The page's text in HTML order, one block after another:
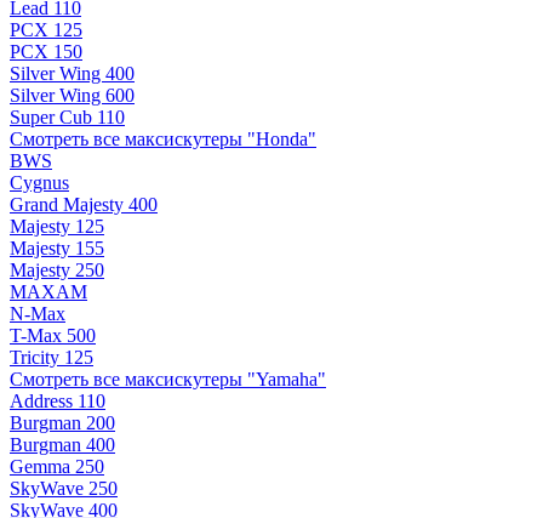
Lead 110
PCX 125
PCX 150
Silver Wing 400
Silver Wing 600
Super Cub 110
Смотреть все максискутеры "Honda"
BWS
Cygnus
Grand Majesty 400
Majesty 125
Majesty 155
Majesty 250
MAXAM
N-Max
T-Max 500
Tricity 125
Смотреть все максискутеры "Yamaha"
Address 110
Burgman 200
Burgman 400
Gemma 250
SkyWave 250
SkyWave 400